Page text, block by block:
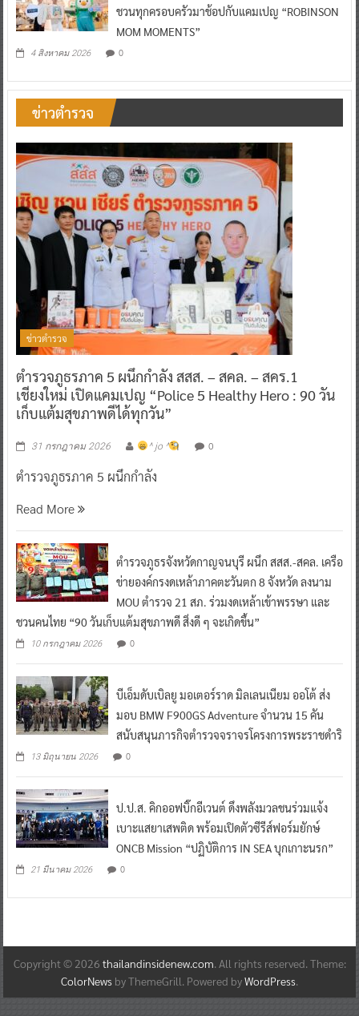
ชวนทุกครอบครัวมาช้อปกับแคมเปญ “ROBINSON
MOM MOMENTS”
4 สิงหาคม 2026 0
ข่าวตำรวจ
ข่าวตำรวจ
ตำรวจภูธรภาค 5 ผนึกกำลัง สสส. – สคล. – สคร.1
เชียงใหม่ เปิดแคมเปญ “Police 5 Healthy Hero : 90 วัน
เก็บแต้มสุขภาพดีได้ทุกวัน”
31 กรกฎาคม 2026 ^ jo ^ 0
ตำรวจภูธรภาค 5 ผนึกกำลัง
Read More
ตำรวจภูธรจังหวัดกาญจนบุรี ผนึก สสส.-สคล. เครือ
ข่ายองค์กรงดเหล้าภาคตะวันตก 8 จังหวัด ลงนาม
MOU ตำรวจ 21 สภ. ร่วมงดเหล้าเข้าพรรษา และ
ชวนคนไทย “90 วันเก็บแต้มสุขภาพดี สิ่งดี ๆ จะเกิดขึ้น”
10 กรกฎาคม 2026 0
บีเอ็มดับเบิลยู มอเตอร์ราด มิลเลนเนียม ออโต้ ส่ง
มอบ BMW F900GS Adventure จำนวน 15 คัน
สนับสนุนภารกิจตำรวจจราจรโครงการพระราชดำริ
13 มิถุนายน 2026 0
ป.ป.ส. คิกออฟบิ๊กอีเวนต์ ดึงพลังมวลชนร่วมแจ้ง
เบาะแสยาเสพติด พร้อมเปิดตัวซีรีส์ฟอร์มยักษ์
ONCB Mission “ปฏิบัติการ IN SEA บุกเกาะนรก”
21 มีนาคม 2026 0
Copyright © 2026 thailandinsidenew.com. All rights reserved. Theme:
ColorNews by ThemeGrill. Powered byWordPress.